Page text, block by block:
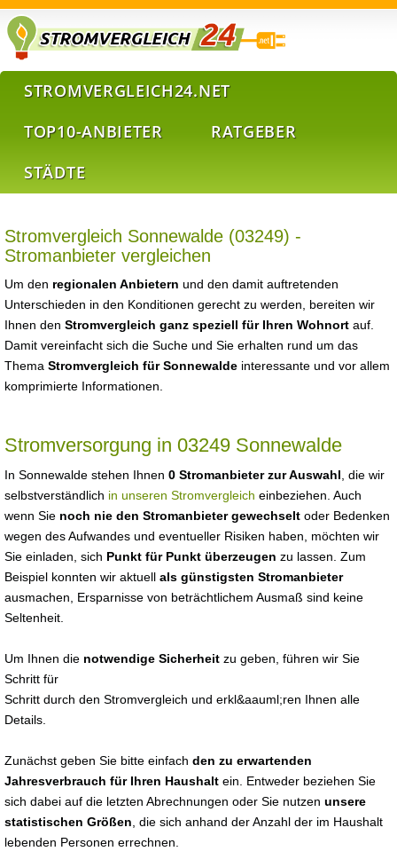
STROMVERGLEICH24.NET
TOP10-ANBIETER
RATGEBER
STÄDTE
Stromvergleich Sonnewalde (03249) -
Stromanbieter vergleichen
Um den regionalen Anbietern und den damit auftretenden
Unterschieden in den Konditionen gerecht zu werden, bereiten wir
Ihnen den Stromvergleich ganz speziell für Ihren Wohnort auf.
Damit vereinfacht sich die Suche und Sie erhalten rund um das
Thema Stromvergleich für Sonnewalde interessante und vor allem
komprimierte Informationen.
Stromversorgung in 03249 Sonnewalde
In Sonnewalde stehen Ihnen 0 Stromanbieter zur Auswahl , die wir
selbstverständlich in unseren Stromvergleich einbeziehen. Auch
wenn Sie noch nie den Stromanbieter gewechselt oder Bedenken
wegen des Aufwandes und eventueller Risiken haben, möchten wir
Sie einladen, sich Punkt für Punkt überzeugen zu lassen. Zum
Beispiel konnten wir aktuell als günstigsten Stromanbieter
ausmachen, Ersparnisse von beträchtlichem Ausmaß sind keine
Seltenheit.
Um Ihnen die notwendige Sicherheit zu geben, führen wir Sie
Schritt für
Schritt durch den Stromvergleich und erkl&aauml;ren Ihnen alle
Details.
Zunächst geben Sie bitte einfach den zu erwartenden
Jahresverbrauch für Ihren Haushalt ein. Entweder beziehen Sie
sich dabei auf die letzten Abrechnungen oder Sie nutzen unsere
statistischen Größen , die sich anhand der Anzahl der im Haushalt
lebenden Personen errechnen.